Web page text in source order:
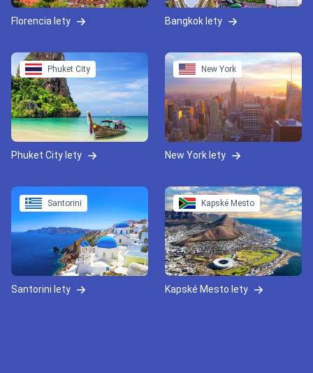
Florencia lety Bangkok lety
Phuket City
Phuket City lety
New York
New York lety
Santorini
Santorini lety
Kapské Mesto
Kapské Mesto lety